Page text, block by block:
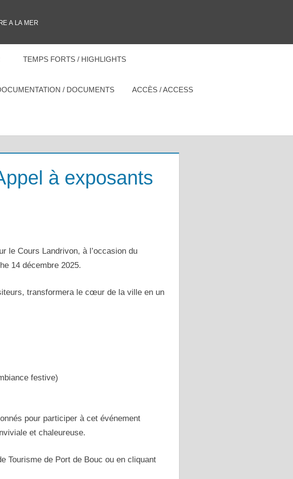
A LA MER
TEMPS FORTS / HIGHLIGHTS
/ DOCUMENTS ACCÈS / ACCESS
à exposants
le Cours Landrivon, à l’occasion du
14 décembre 2025.
transformera le cœur de la ville en un
festive)
pour participer à cet événement
et chaleureuse.
Tourisme de Port de Bouc ou en cliquant